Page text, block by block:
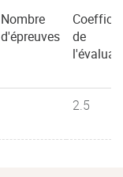
Nombre
d'épreuves
de
2.5